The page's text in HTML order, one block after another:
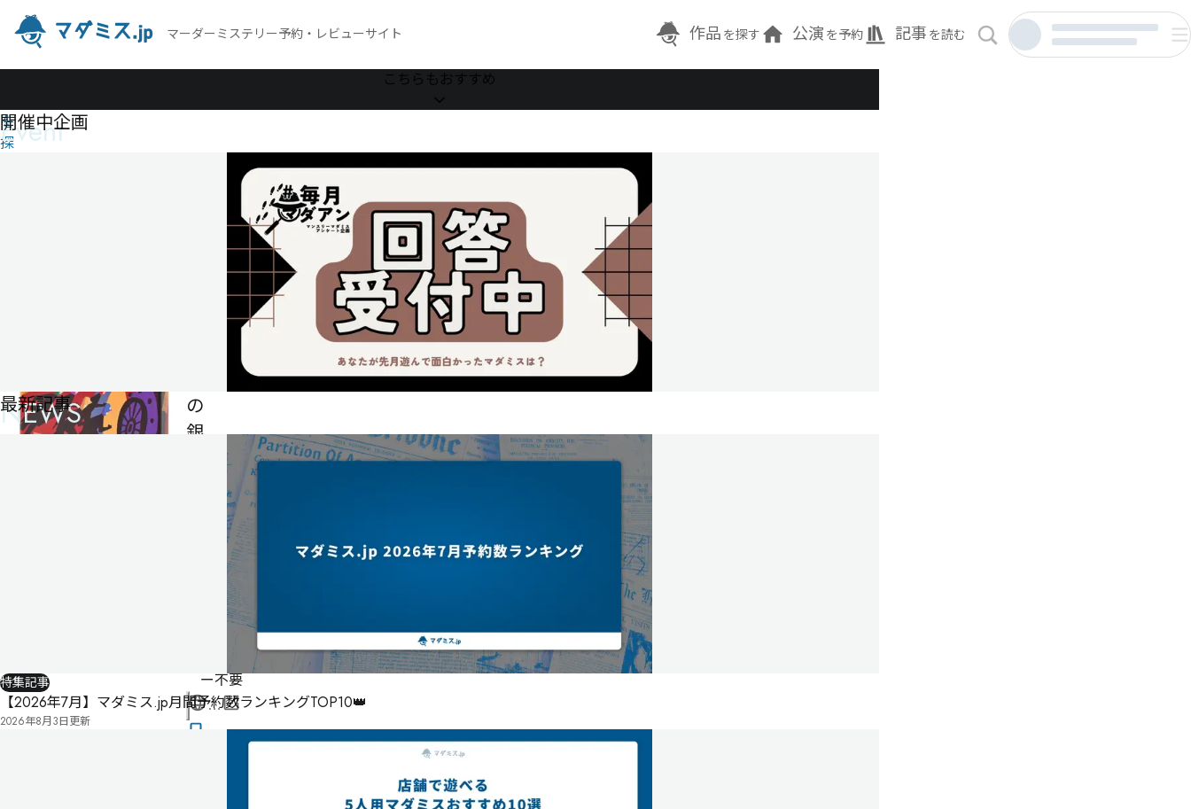
マーダーミステリー予約・レビューサイト 作品 を探す 公演 を予約 記事 を読む
を
探
の
銀
男性
名・
2名
60分
ー不要
公
こちらもおすすめ
Event
開催中企画
NEWS
最新記事
特集記事
【2026年7月】マダミス.jp月間予約数ランキングTOP10👑
2026年8月3日更新